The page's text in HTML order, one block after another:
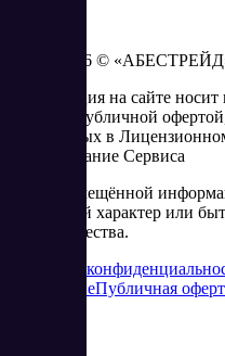
2023 - 2026 ©
Информация на сайте
является публичной
изложенных в
использование Сервиса
Часть размещённой
рекламный характер или
сотрудничества.
Политика
соглашениеПубличная